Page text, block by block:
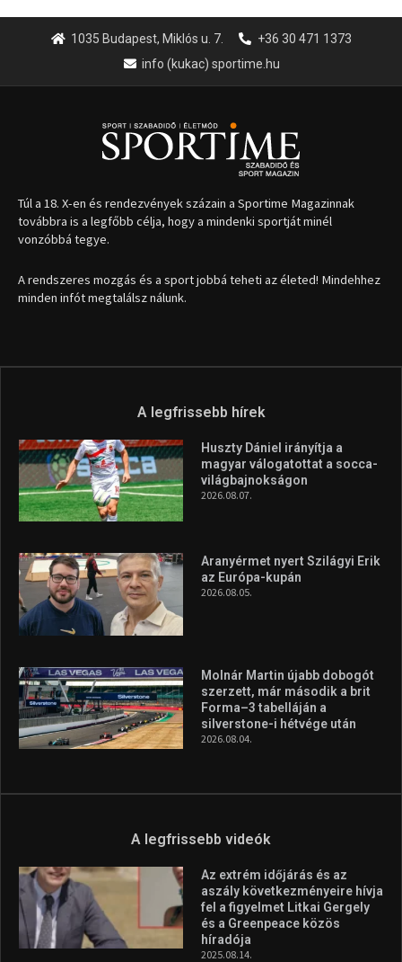
1035 Budapest, Miklós u. 7.
+36 30 471 1373
info (kukac) sportime.hu
Túl a 18. X-en és rendezvények százain a Sportime Magazinnak
továbbra is a legfőbb célja, hogy a mindenki sportját minél
vonzóbbá tegye.
A rendszeres mozgás és a sport jobbá teheti az életed! Mindehhez
minden infót megtalálsz nálunk.
A legfrissebb hírek
Huszty Dániel irányítja a
magyar válogatottat a socca-
világbajnokságon
2026.08.07.
Aranyérmet nyert Szilágyi Erik
az Európa-kupán
2026.08.05.
Molnár Martin újabb dobogót
szerzett, már második a brit
Forma–3 tabelláján a
silverstone-i hétvége után
2026.08.04.
A legfrissebb videók
Az extrém időjárás és az
aszály következményeire hívja
fel a figyelmet Litkai Gergely
és a Greenpeace közös
híradója
2025.08.14.